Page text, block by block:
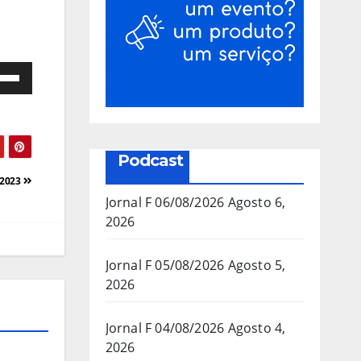
baixo
Podcast
Jornal F 06/08/2026 Agosto 6,
2026
Jornal F 05/08/2026 Agosto 5,
2026
Jornal F 04/08/2026 Agosto 4,
2026